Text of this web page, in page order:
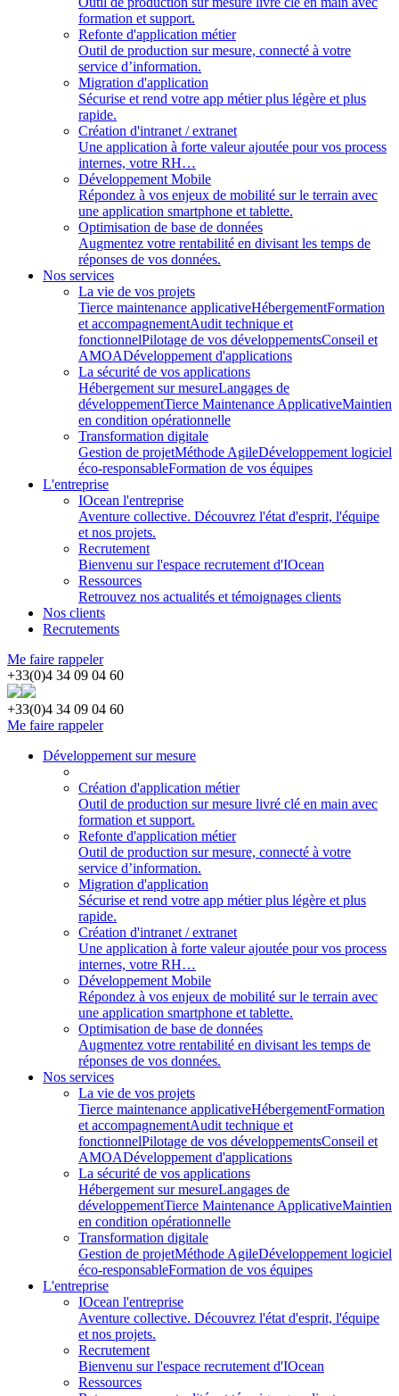
formation et support.
Refonte d'application métier
Outil de production sur mesure, connecté à votre
service d’information.
Migration d'application
Sécurise et rend votre app métier plus légère et plus
rapide.
Création d'intranet / extranet
Une application à forte valeur ajoutée pour vos process
internes, votre RH…
Développement Mobile
Répondez à vos enjeux de mobilité sur le terrain avec
une application smartphone et tablette.
Optimisation de base de données
Augmentez votre rentabilité en divisant les temps de
réponses de vos données.
Nos services
La vie de vos projets
Tierce maintenance applicativeHébergementFormation
et accompagnementAudit technique et
fonctionnelPilotage de vos développementsConseil et
AMOADéveloppement d'applications
La sécurité de vos applications
Hébergement sur mesureLangages de
développementTierce Maintenance ApplicativeMaintien
en condition opérationnelle
Transformation digitale
Gestion de projetMéthode AgileDéveloppement logiciel
éco-responsableFormation de vos équipes
L'entreprise
IOcean l'entreprise
Aventure collective. Découvrez l'état d'esprit, l'équipe
et nos projets.
Recrutement
Bienvenu sur l'espace recrutement d'IOcean
Ressources
Retrouvez nos actualités et témoignages clients
Nos clients
Recrutements
Me faire rappeler
+33(0)4 34 09 04 60
+33(0)4 34 09 04 60
Me faire rappeler
Développement sur mesure
Création d'application métier
Outil de production sur mesure livré clé en main avec
formation et support.
Refonte d'application métier
Outil de production sur mesure, connecté à votre
service d’information.
Migration d'application
Sécurise et rend votre app métier plus légère et plus
rapide.
Création d'intranet / extranet
Une application à forte valeur ajoutée pour vos process
internes, votre RH…
Développement Mobile
Répondez à vos enjeux de mobilité sur le terrain avec
une application smartphone et tablette.
Optimisation de base de données
Augmentez votre rentabilité en divisant les temps de
réponses de vos données.
Nos services
La vie de vos projets
Tierce maintenance applicativeHébergementFormation
et accompagnementAudit technique et
fonctionnelPilotage de vos développementsConseil et
AMOADéveloppement d'applications
La sécurité de vos applications
Hébergement sur mesureLangages de
développementTierce Maintenance ApplicativeMaintien
en condition opérationnelle
Transformation digitale
Gestion de projetMéthode AgileDéveloppement logiciel
éco-responsableFormation de vos équipes
L'entreprise
IOcean l'entreprise
Aventure collective. Découvrez l'état d'esprit, l'équipe
et nos projets.
Recrutement
Bienvenu sur l'espace recrutement d'IOcean
Ressources